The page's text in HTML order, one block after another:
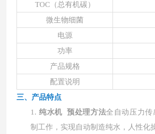
TOC（总有机碳）
微生物细菌
电源
功率
产品规格
配置说明
三、产品特点
1. 纯水机 预处理方法全自动压力传
制工作，实现自动制造纯水，人性化